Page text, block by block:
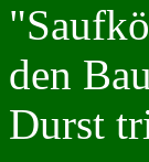
den
Durst